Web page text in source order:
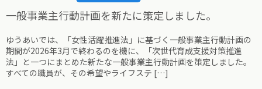
一般事業主行動計画を新たに策定しました。
ゆうあいでは、「女性活躍推進法」に基づく一般事業主行動計画の
期間が2026年3月で終わるのを機に、「次世代育成支援対策推進
法」と一つにまとめた新たな一般事業主行動計画を策定しました。
すべての職員が、その希望やライフステ […]